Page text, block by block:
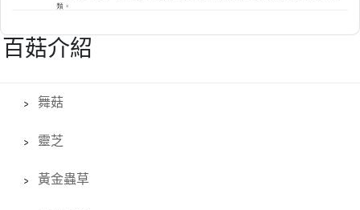
百菇介紹
舞菇
靈芝
黃金蟲草